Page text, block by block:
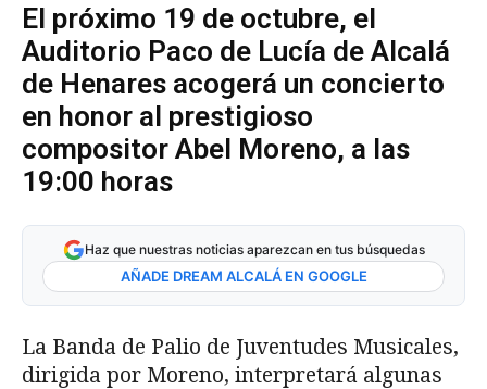
El próximo 19 de octubre, el
Auditorio Paco de Lucía de Alcalá
de Henares acogerá un concierto
en honor al prestigioso
compositor Abel Moreno, a las
19:00 horas
Haz que nuestras noticias aparezcan en tus búsquedas
AÑADE DREAM ALCALÁ EN GOOGLE
La Banda de Palio de Juventudes Musicales,
dirigida por Moreno, interpretará algunas